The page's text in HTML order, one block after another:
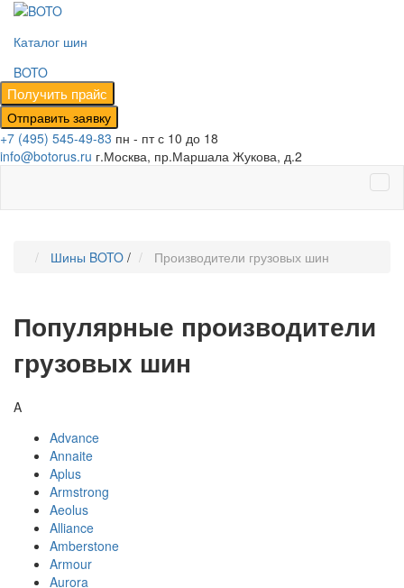
Каталог шин
BOTO
+7 (495) 545-49-83 пн - пт с 10 до 18
info@botorus.ru г.Москва, пр.Маршала Жукова, д.2
Шины BOTO / Производители грузовых шин
Популярные производители
грузовых шин
A
Advance
Annaite
Aplus
Armstrong
Aeolus
Alliance
Amberstone
Armour
Aurora